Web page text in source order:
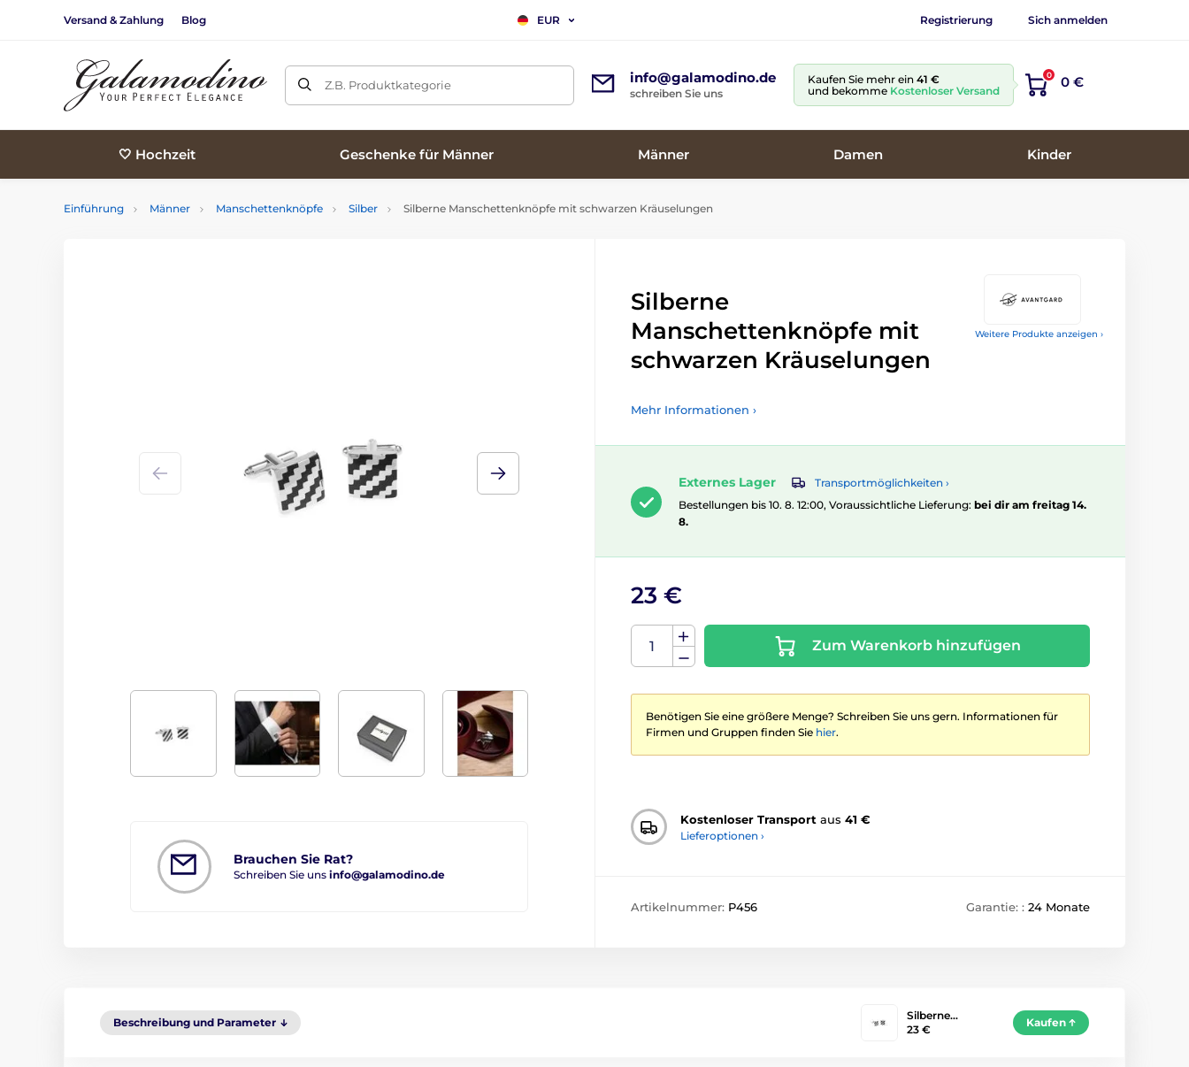
Versand & Zahlung Blog EUR Registrierung Sich anmelden
Z.B. Produktkategorie info@galamodino.de
schreiben Sie uns
Kaufen Sie mehr ein 41 €
und bekomme Kostenloser Versand
0 0 €
🤍 Hochzeit Geschenke für Männer Männer Damen Kinder
Einführung Männer Manschettenknöpfe Silber Silberne Manschettenknöpfe mit schwarzen Kräuselungen
Weitere Produkte anzeigen ›
Brauchen Sie Rat?
Schreiben Sie uns info@galamodino.de
Silberne
Manschettenknöpfe mit
schwarzen Kräuselungen
Mehr Informationen ›
Externes Lager
Transportmöglichkeiten ›
Bestellungen bis 10. 8. 12:00, Voraussichtliche Lieferung: bei dir am freitag 14.
8.
23 €
Zum Warenkorb hinzufügen
Benötigen Sie eine größere Menge? Schreiben Sie uns gern. Informationen für
Firmen und Gruppen finden Sie hier.
Kostenloser Transport aus 41 €
Lieferoptionen ›
Artikelnummer: P456 Garantie: : 24 Monate
Beschreibung und Parameter
Silberne…
23 €
Kaufen